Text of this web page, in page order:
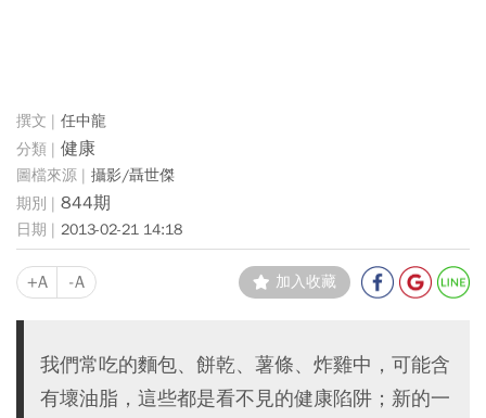
任中龍
健康
攝影/聶世傑
844期
2013-02-21 14:18
+A -A 加入收藏
我們常吃的麵包、餅乾、薯條、炸雞中，可能含
有壞油脂，這些都是看不見的健康陷阱；新的一